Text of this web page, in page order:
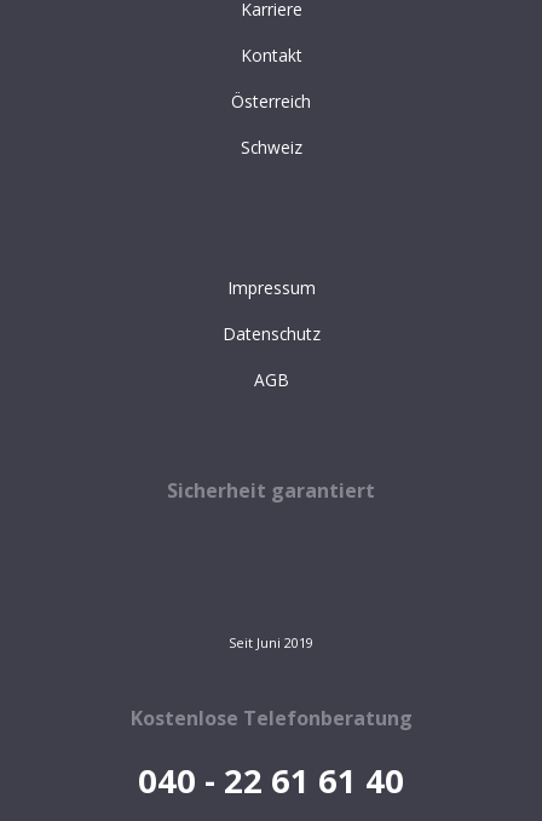
Karriere
Kontakt
Österreich
Schweiz
Impressum
Datenschutz
AGB
Kostenlose Telefonberatung
040 - 22 61 61 40
Sicherheit garantiert
Seit Juni 2019